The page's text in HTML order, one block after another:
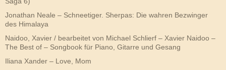
Jonathan Neale – Schneetiger. Sherpas: Die wahren Bezwinger
des Himalaya
Naidoo, Xavier / bearbeitet von Michael Schlierf – Xavier Naidoo –
The Best of – Songbook für Piano, Gitarre und Gesang
Iliana Xander – Love, Mom